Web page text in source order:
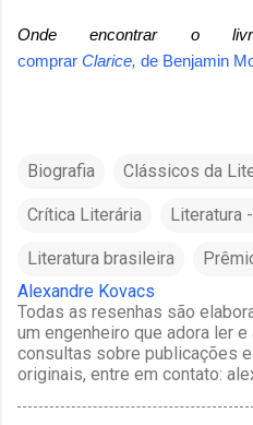
Onde encontrar o
comprar Clarice, de Benjamin
Biografia Clássicos da
Crítica Literária Literatura
Literatura brasileira
Alexandre Kovacs
Todas as resenhas são
um engenheiro que adora ler
consultas sobre publicações
originais, entre em contato: